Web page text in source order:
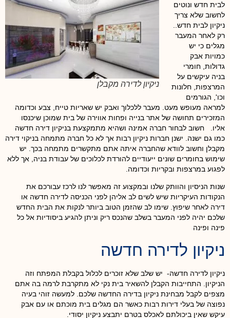
ניקיון לדירה מקבלן
לבית חדש ונוטים
לחשוב שלא צריך
ניקיון לבית חדש..
רק לאחר המעבר
מגלים כי יש
כמויות אבק
גדולות, חומרי
בניה עיקשים על
המרצפות, חלונות
וכו', הגורמים
למראה מעופש מעט. מעבר ללכלוך ואבק יש שאריות טייח, צבע וכדומה
המזכירים תחושה של אתר בנייה ופחות אווירה של בית שמוכן שיכנסו
אליו. חשוב לבחור חברה אמינה ושהיא מתמקצעת בניקיון דירה חדשה
כמו גם ישנה. ישנן חברות ניקיון רבות אך לא כל חברה מתמחה בניקוי דירה
מקבלן וחשוב לוודא שהחברה איתה אתם מתקשרים מתמחה בכך. יש
שימוש בחומרים שונים ייעודיים להורדת לכלוכים של עבודת בניה, אך ללא
לפגוע במרצפות ובקריות וכדומה.
שנות הניסיון והוותק שלנו ובמקצוע זה מאפשר לנו לרכז עבורכם את
הנקודות העיקריות שיש לשים לב אליהן לפני הכניסה לדירה חדשה או
דירה לאחר שיפוץ. שימו לב שהזמן הטוב ביותר לנקות את הבית החדש
שלכם יהיה לפני המעבר בשלב שהנכס ריק וניתן להגיע ביסודיות אל כל
פינה ופינה
ניקיון לדירה חדשה
ניקיון לדירה חדשה- יש שלב שלא זוכרים לכלול בקבלת המפתח וזה
הניקיון. התחייבות הקבלן להשאיר בית נקי לא מתקרבת לרמה בה אתם
מצפים לקבל מבחינת ניקיון בדירה החדשה שלכם. למעשה זוהי בעיה
נפוצה של בעלי דירות רבות כאשר הם מגלים בית מוכתם או עם אבק
עיקש שאין ביכולתם לאכלס בטרם יתבצע ניקיון יסודי.